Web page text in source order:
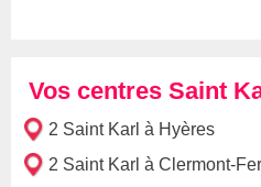
Vos centres Saint
2 Saint Karl à Hyères
2 Saint Karl à Clermont-